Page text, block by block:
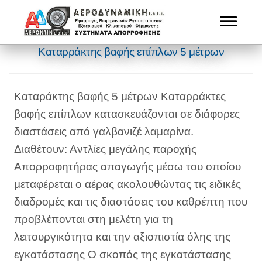
Καταρράκτης βαφής επίπλων 5 μέτρων
Καταράκτης βαφής 5 μέτρων Καταρράκτες
βαφής επίπλων κατασκευάζονται σε διάφορες
διαστάσεις από γαλβανιζέ λαμαρίνα.
Διαθέτουν: Αντλίες μεγάλης παροχής
Απορροφητήρας απαγωγής μέσω του οποίου
μεταφέρεται ο αέρας ακολουθώντας τις ειδικές
διαδρομές και τις διαστάσεις του καθρέπτη που
προβλέπονται στη μελέτη για τη
λειτουργικότητα και την αξιοπιστία όλης της
εγκατάστασης Ο σκοπός της εγκατάστασης